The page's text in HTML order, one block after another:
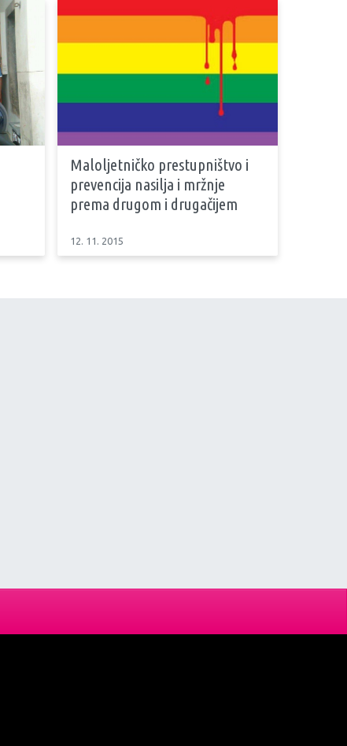
Maloljetničko prestupništvo i
prevencija nasilja i mržnje
prema drugom i drugačijem
12. 11. 2015